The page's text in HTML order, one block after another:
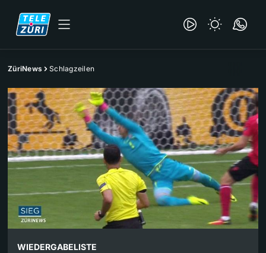
ZüriNews Schlagzeilen
WIEDERGABELISTE